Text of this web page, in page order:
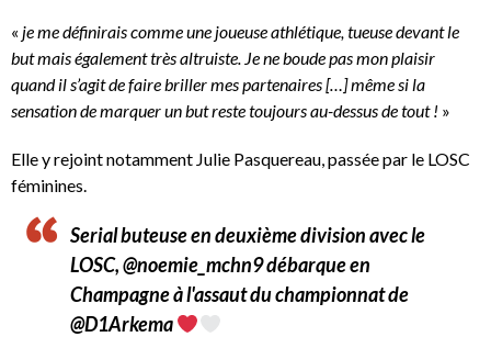
« je me définirais comme une joueuse athlétique, tueuse devant le
but mais également très altruiste. Je ne boude pas mon plaisir
quand il s’agit de faire briller mes partenaires […] même si la
sensation de marquer un but reste toujours au-dessus de tout ! »
Elle y rejoint notamment Julie Pasquereau, passée par le LOSC
féminines.
Serial buteuse en deuxième division avec le
LOSC, @noemie_mchn9 débarque en
Champagne à l'assaut du championnat de
@D1Arkema